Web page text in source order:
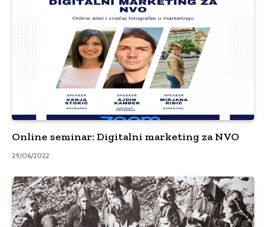
Online seminar: Digitalni marketing za NVO
29/06/2022